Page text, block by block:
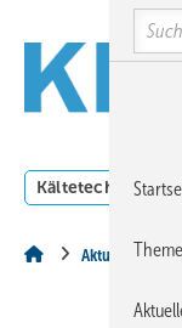
Hauptinhalt
Hauptmenü
SiteSearch
Kältetechnik
Aktuelles aus